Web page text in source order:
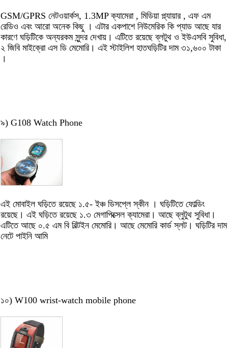
GSM/GPRS নেটওয়ার্কস, 1.3MP ক্যামেরা , মিডিয়া প্ল্যায়ার , এফ এম
রেডিও এবং আরো অনেক কিছু । এটার একপাশে নিউমেরিক কি প্যাড আছে যার
কারণে ঘড়িটিকে অন্যরকম সুন্দর দেখায়। এটিতে রয়েছে ব্লটুথ ও ইউএসবি সুবিধা,
২ জিবি মাইক্রো এস ডি মেমোরি। এই স্টাইলিশ হাতঘড়িটির দাম ৩১,৬০০ টাকা
।
৯) G108 Watch Phone
এই মোবাইল ঘড়িতে রয়েছে ১.৫- ইঞ্চ ডিসপ্লে স্কীন । ঘড়িটিতে ফোল্ডিং
রয়েছে। এই ঘড়িতে রয়েছে ১.৩ মেগাপিক্সেল ক্যামেরা। আছে ব্লুটুথ সুবিধা।
এটিতে আছে ০.৫ এম বি বিল্টইন মেমোরি। আছে মেমোরি কার্ড স্লট। ঘড়িটির দাম
নেটে পাইনি আমি
১০) W100 wrist-watch mobile phone